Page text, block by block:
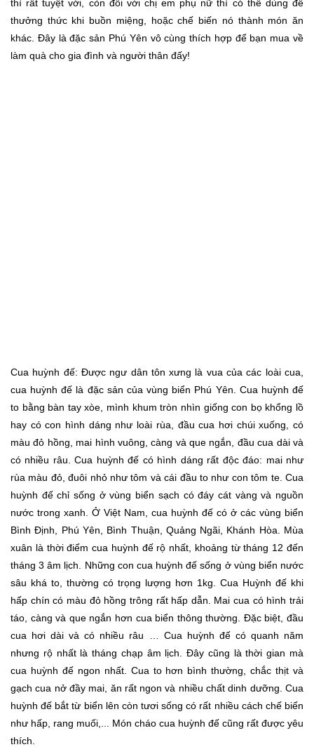
thì rất tuyệt vời, còn đối với chị em phụ nữ thì có thể dùng để
thưởng thức khi buồn miệng, hoặc chế biến nó thành món ăn
khác. Đây là đặc sản Phú Yên vô cùng thích hợp để bạn mua về
làm quà cho gia đình và người thân đấy!
Cua huỳnh đế: Được ngư dân tôn xưng là vua của các loài cua,
cua huỳnh đế là đặc sản của vùng biển Phú Yên. Cua huỳnh đế
to bằng bàn tay xòe, mình khum tròn nhìn giống con bọ khổng lồ
hay có con hình dáng như loài rùa, đầu cua hơi chúi xuống, có
màu đỏ hồng, mai hình vuông, càng và que ngắn, đầu cua dài và
có nhiều râu. Cua huỳnh đế có hình dáng rất độc đáo: mai như
rùa màu đỏ, đuôi nhỏ như tôm và cái đầu to như con tôm te. Cua
huỳnh đế chỉ sống ở vùng biển sạch có đáy cát vàng và nguồn
nước trong xanh. Ở Việt Nam, cua huỳnh đế có ở các vùng biển
Bình Định, Phú Yên, Bình Thuận, Quảng Ngãi, Khánh Hòa. Mùa
xuân là thời điểm cua huỳnh đế rộ nhất, khoảng từ tháng 12 đến
tháng 3 âm lịch. Những con cua huỳnh đế sống ở vùng biển nước
sâu khá to, thường có trọng lượng hơn 1kg. Cua Huỳnh đế khi
hấp chín có màu đỏ hồng trông rất hấp dẫn. Mai cua có hình trái
táo, càng và que ngắn hơn cua biển thông thường. Đặc biệt, đầu
cua hơi dài và có nhiều râu … Cua huỳnh đế có quanh năm
nhưng rộ nhất là tháng chạp âm lịch. Đây cũng là thời gian mà
cua huỳnh đế ngon nhất. Cua to hơn bình thường, chắc thịt và
gạch cua nở đầy mai, ăn rất ngon và nhiều chất dinh dưỡng. Cua
huỳnh đế bắt từ biển lên còn tươi sống có rất nhiều cách chế biến
như hấp, rang muối,... Món cháo cua huỳnh đế cũng rất được yêu
thích.